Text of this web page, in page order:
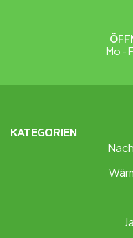
Mo -
KATEGORIEN